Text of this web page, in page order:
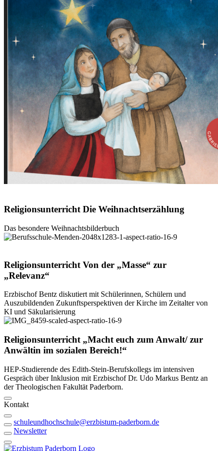
ReligionsunterrichtDie Weihnachtserzählung
Das besondere Weihnachtsbilderbuch
Religionsunterricht Von der „Masse“ zur
„Relevanz“
Erzbischof Bentz diskutiert mit Schülerinnen, Schülern und
Auszubildenden Zukunftsperspektiven der Kirche im Zeitalter von
KI und Säkularisierung
Religionsunterricht „Macht euch zum Anwalt/zur
Anwältin im sozialen Bereich!“
HEP-Studierende des Edith-Stein-Berufskollegs im intensiven
Gespräch über Inklusion mit Erzbischof Dr. Udo Markus Bentz an
der Theologischen Fakultät Paderborn.
Kontakt
schuleundhochschule@erzbistum-paderborn.de
Newsletter